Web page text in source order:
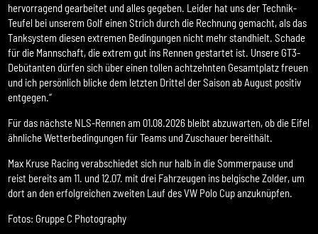
hervorragend gearbeitet und alles gegeben. Leider hat uns der Technik-
Teufel bei unserem Golf einen Strich durch die Rechnung gemacht, als das
Tanksystem diesen extremen Bedingungen nicht mehr standhielt. Schade
für die Mannschaft, die extrem gut ins Rennen gestartet ist. Unsere GT3-
Debütanten dürfen sich über einen tollen achtzehnten Gesamtplatz freuen
und ich persönlich blicke dem letzten Drittel der Saison ab August positiv
entgegen.“
Für das nächste NLS-Rennen am 01.08.2026 bleibt abzuwarten, ob die Eifel
ähnliche Wetterbedingungen für Teams und Zuschauer bereithält.
Max Kruse Racing verabschiedet sich nur halb in die Sommerpause und
reist bereits am 11. und 12.07. mit drei Fahrzeugen ins belgische Zolder, um
dort an den erfolgreichen zweiten Lauf des VW Polo Cup anzuknüpfen.
Fotos: Gruppe C Photography